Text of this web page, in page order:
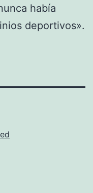
había
deportivos».